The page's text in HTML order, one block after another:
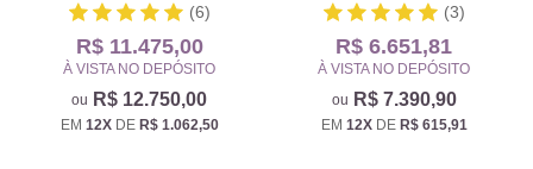
(6)
R$ 11.475,00
À VISTA NO DEPÓSITO
R$ 12.750,00
EM 12XDE R$ 1.062,50
(3)
R$ 6.651,81
À VISTA NO DEPÓSITO
R$ 7.390,90
EM 12XDE R$ 615,91